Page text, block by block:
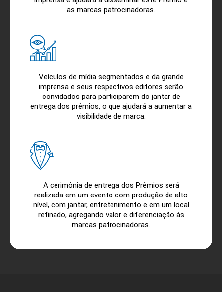
as marcas patrocinadoras.
Veículos de mídia segmentados e da grande
imprensa e seus respectivos editores serão
convidados para participarem do jantar de
entrega dos prêmios, o que ajudará a aumentar a
visibilidade de marca.
A cerimônia de entrega dos Prêmios será
realizada em um evento com produção de alto
nível, com jantar, entretenimento e em um local
refinado, agregando valor e diferenciação às
marcas patrocinadoras.